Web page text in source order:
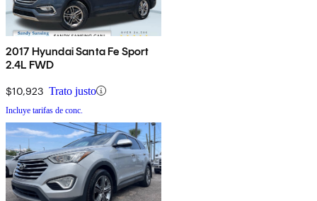
2017 Hyundai Santa Fe Sport
2.4L FWD
$10,923 Trato justo
Incluye tarifas de conc.